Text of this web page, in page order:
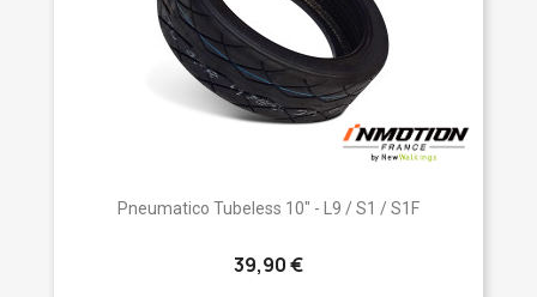
Pneumatico Tubeless 10" - L9 / S1 / S1F
39,90 €